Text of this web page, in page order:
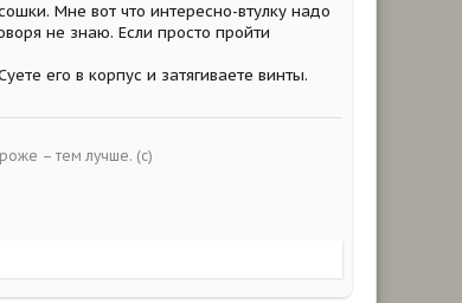
Мне вот что интересно-втулку надо
не знаю. Если просто пройти
его в корпус и затягиваете винты.
– тем лучше. (с)